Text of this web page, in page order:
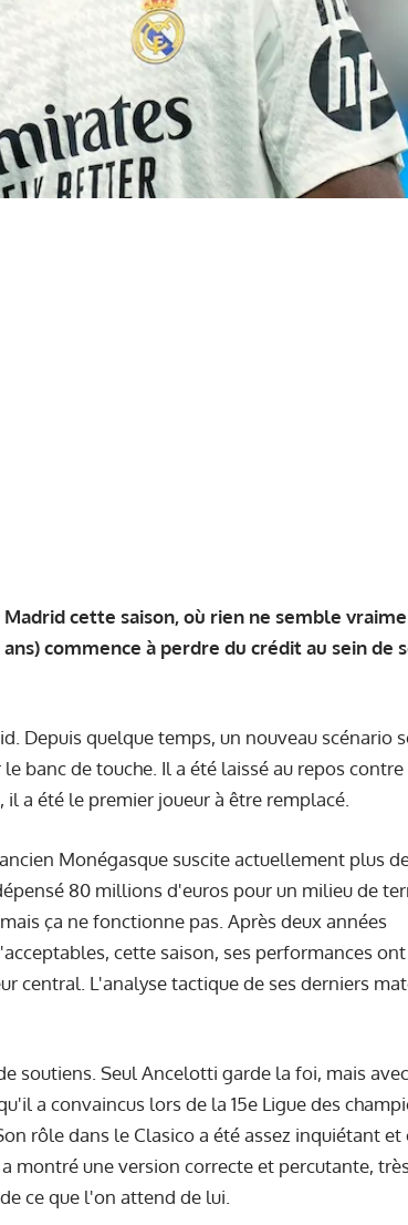
cette saison, où rien ne semble
commence à perdre du crédit au sein de
Depuis quelque temps, un nouveau scénario
banc de touche. Il a été laissé au repos contre
a été le premier joueur à être remplacé.
Monégasque suscite actuellement plus
80 millions d'euros pour un milieu de
ça ne fonctionne pas. Après deux années
cette saison, ses performances
central. L'analyse tactique de ses derniers
soutiens. Seul Ancelotti garde la foi, mais
a convaincus lors de la 15e Ligue des
rôle dans le Clasico a été assez inquiétant et
montré une version correcte et percutante,
ce que l'on attend de lui.